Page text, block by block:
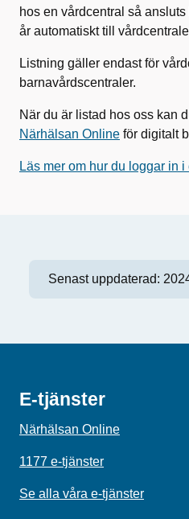
hos en vårdcentral så
år automatiskt till
Listning gäller endast för
barnavårdscentraler.
När du är listad hos oss kan
Närhälsan Online för digitalt
Läs mer om hur du loggar in i
Senast uppdaterad:
E-tjänster
Närhälsan Online
1177 e-tjänster
Se alla våra e-tjänster